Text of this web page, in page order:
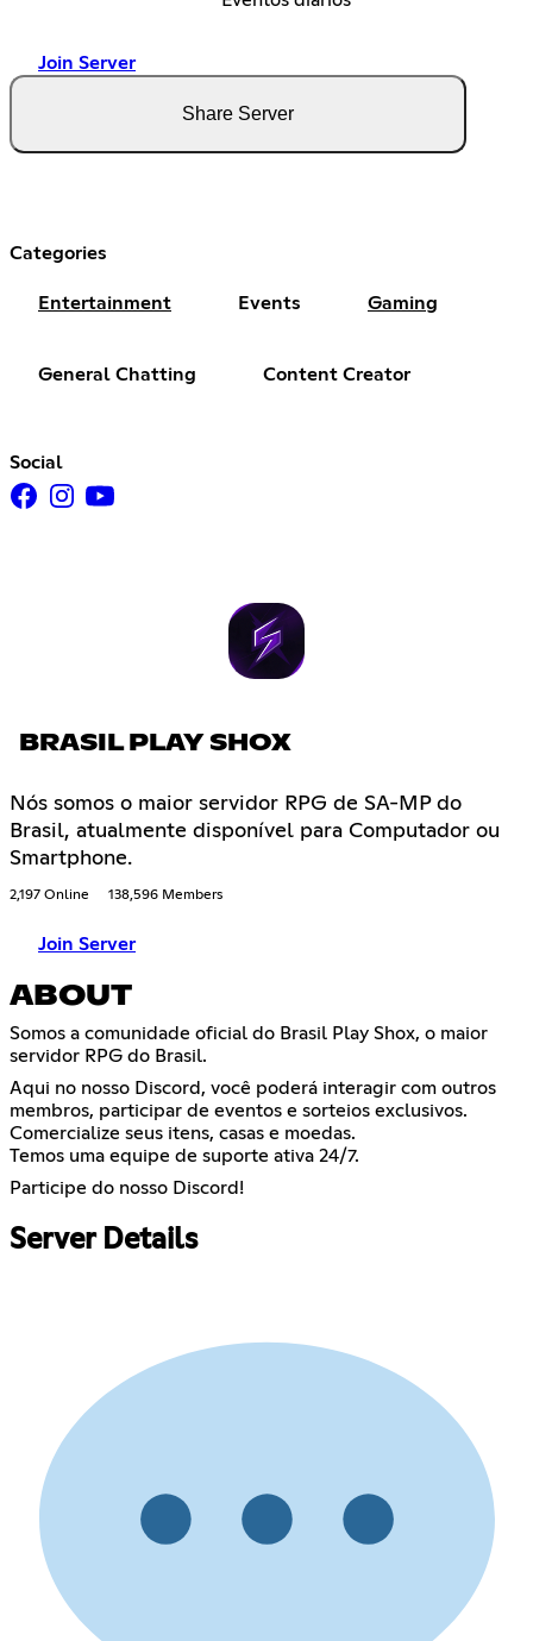
Join Server
Share Server
Categories
Entertainment Events Gaming
General Chatting Content Creator
Social
BRASIL PLAY SHOX
Nós somos o maior servidor RPG de SA-MP do
Brasil, atualmente disponível para Computador ou
Smartphone.
2,197 Online 138,596 Members
Join Server
ABOUT
Somos a comunidade oficial do Brasil Play Shox, o maior
servidor RPG do Brasil.
Aqui no nosso Discord, você poderá interagir com outros
membros, participar de eventos e sorteios exclusivos.
Comercialize seus itens, casas e moedas.
Temos uma equipe de suporte ativa 24/7.
Participe do nosso Discord!
Server Details